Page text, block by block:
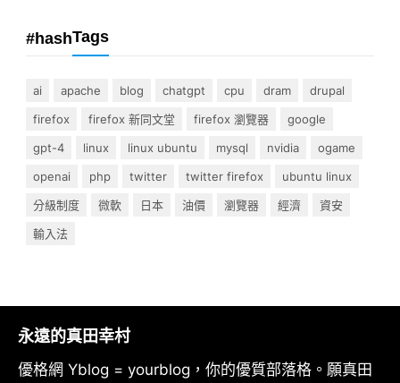
#hashTags
ai apache blog chatgpt cpu dram
drupal
firefox
firefox 新同文堂 firefox 瀏覽器
google
gpt-4
linux linux ubuntu mysql nvidia
ogame
openai
php twitter twitter firefox
ubuntu linux
分級制度
微軟 日本 油價 瀏覽器 經濟
資安
輸入法
永遠的真田幸村
優格網 Yblog = yourblog，你的優質部落格。願真田